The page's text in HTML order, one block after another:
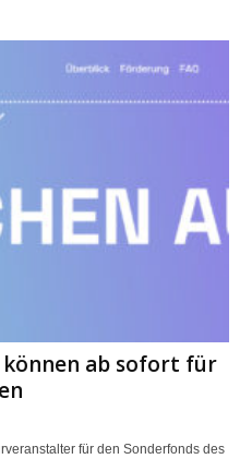
ab sofort für
für den Sonderfonds des